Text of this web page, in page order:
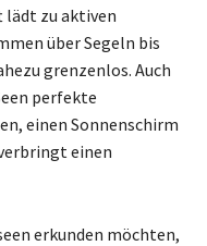
lädt zu aktiven
über Segeln bis
grenzenlos. Auch
perfekte
einen Sonnenschirm
einen
erkunden möchten,